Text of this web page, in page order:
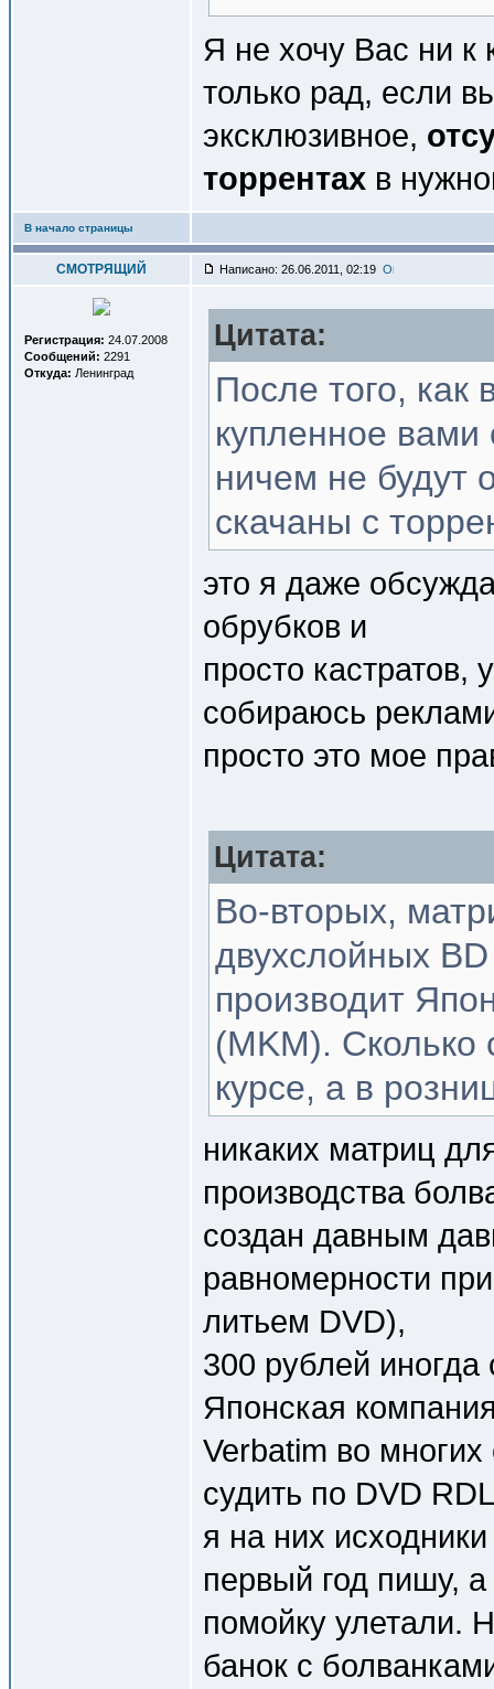
Я не хочу Вас ни к
только рад, если
эксклюзивное,
торрентах в
В начало страницы
СМОТРЯЩИЙ Написано: 26.06.2011, 02:19
Регистрация: 24.07.2008
Сообщений: 2291
Откуда: Ленинград
Цитата:
После того, как
купленное
ничем не будут
скачаны с
это я даже
обрубков и
просто кастратов,
собираюсь
просто это мое
Цитата:
Во-вторых,
двухслойных
производит
(MKM). Сколько
курсе, а в
никаких матриц
производства
создан давным
равномерности
литьем DVD),
300 рублей
Японская
Verbatim во
судить по DVD
я на них
первый год пишу,
помойку улетали.
банок с